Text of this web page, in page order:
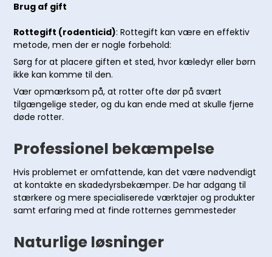
Brug af gift
Rottegift (rodenticid): Rottegift kan være en effektiv
metode, men der er nogle forbehold:
Sørg for at placere giften et sted, hvor kæledyr eller børn
ikke kan komme til den.
Vær opmærksom på, at rotter ofte dør på svært
tilgængelige steder, og du kan ende med at skulle fjerne
døde rotter.
Professionel bekæmpelse
Hvis problemet er omfattende, kan det være nødvendigt
at kontakte en skadedyrsbekæmper. De har adgang til
stærkere og mere specialiserede værktøjer og produkter
samt erfaring med at finde rotternes gemmesteder
Naturlige løsninger